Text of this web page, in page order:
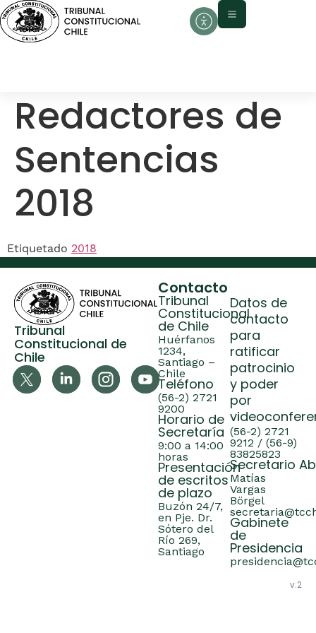
contenido
Redactores de
Sentencias
2018
Etiquetado 2018
Tribunal
Constitucional de
Chile
Contacto
Tribunal
Constitucional
de Chile
Huérfanos
1234,
Santiago –
Chile
Teléfono
(56-2) 2721
9200
Horario de
Secretaría
9:00 a 14:00
horas
Presentación
de escritos
de plazo
Buzón 24/7,
en Pje. Dr.
Sótero del
Río 269,
Santiago
Datos de
contacto
para
ratificar
patrocinio
y poder
por
(56-2) 2721
9212 / (56-9)
83825823
Secretario
Matías
Vargas
Börgel
Gabinete
de
Presidencia
v.2